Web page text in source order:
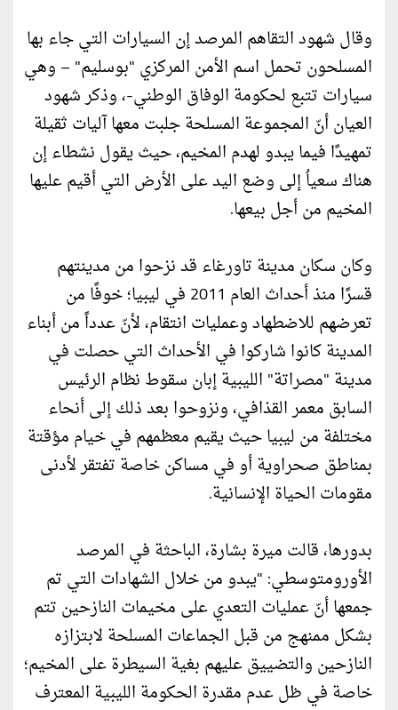
وقال شهود التقاهم المرصد إن السيارات التي جاء بها
المسلحون تحمل اسم الأمن المركزي "بوسليم" – وهي
سيارات تتبع لحكومة الوفاق الوطني-، وذكر شهود
العيان أنّ المجموعة المسلحة جلبت معها آليات ثقيلة
تمهيدًا فيما يبدو لهدم المخيم، حيث يقول نشطاء إن
هناك سعياُ إلى وضع اليد على الأرض التي أقيم عليها
المخيم من أجل بيعها.
وكان سكان مدينة تاورغاء قد نزحوا من مدينتهم
قسرًا منذ أحداث العام 2011 في ليبيا؛ خوفًا من
تعرضهم للاضطهاد وعمليات انتقام، لأنّ عدداً من أبناء
المدينة كانوا شاركوا في الأحداث التي حصلت في
مدينة "مصراتة" الليبية إبان سقوط نظام الرئيس
السابق معمر القذافي، ونزوحوا بعد ذلك إلى أنحاء
مختلفة من ليبيا حيث يقيم معظمهم في خيام مؤقتة
بمناطق صحراوية أو في مساكن خاصة تفتقر لأدنى
مقومات الحياة الإنسانية.
بدورها، قالت ميرة بشارة، الباحثة في المرصد
الأورومتوسطي: "يبدو من خلال الشهادات التي تم
جمعها أنّ عمليات التعدي على مخيمات النازحين تتم
بشكل ممنهج من قبل الجماعات المسلحة لابتزازه
النازحين والتضييق عليهم بغية السيطرة على المخيم؛
خاصة في ظل عدم مقدرة الحكومة الليبية المعترف